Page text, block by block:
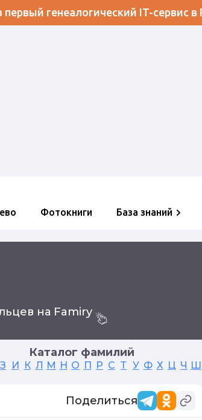
генеалогический IT-сервис в
Фотокниги База знаний
на Famiry
Каталог фамилий
З И К Л М Н О П Р С Т У Ф Х Ц Ч Ш
Поделиться